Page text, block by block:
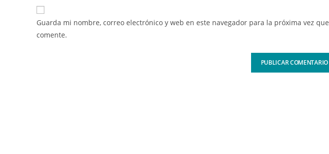
Guarda mi nombre, correo electrónico y web en este navegador para la próxima vez que
comente.